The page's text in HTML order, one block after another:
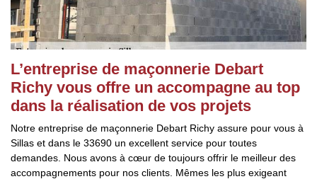
L’entreprise de maçonnerie Debart
Richy vous offre un accompagne au top
dans la réalisation de vos projets
Notre entreprise de maçonnerie Debart Richy assure pour vous à
Sillas et dans le 33690 un excellent service pour toutes
demandes. Nous avons à cœur de toujours offrir le meilleur des
accompagnements pour nos clients. Mêmes les plus exigeant